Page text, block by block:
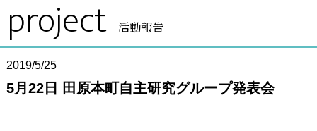
project 活動報告
2019/5/25
5月22日 田原本町自主研究グループ発表会